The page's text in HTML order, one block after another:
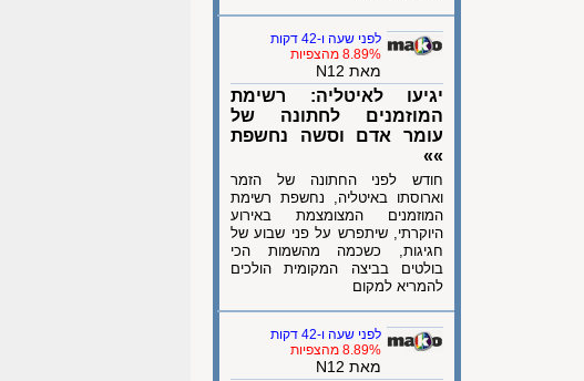
לפני שעה ו-42 דקות
8.89% מהצפיות
מאת N12
יגיעו לאיטליה: רשימת
המוזמנים לחתונה של
עומר אדם וסשה נחשפת
»»
חודש לפני החתונה של הזמר
וארוסתו באיטליה, נחשפת רשימת
המוזמנים המצומצמת באירוע
היוקרתי, שיתפרש על פני שבוע של
חגיגות, כשכמה מהשמות הכי
בולטים בביצה המקומית הולכים
להמריא למקום
לפני שעה ו-42 דקות
8.89% מהצפיות
מאת N12